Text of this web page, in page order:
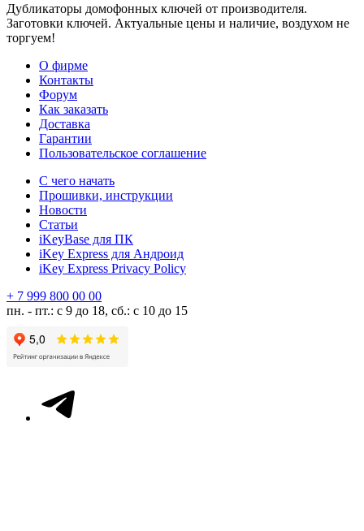
Дубликаторы домофонных ключей от производителя.
Заготовки ключей. Актуальные цены и наличие, воздухом не
торгуем!
О фирме
Контакты
Форум
Как заказать
Доставка
Гарантии
Пользовательское соглашение
С чего начать
Прошивки, инструкции
Новости
Статьи
iKeyBase для ПК
iKey Express для Андроид
iKey Express Privacy Policy
+ 7 999 800 00 00
пн. - пт.: с 9 до 18, сб.: с 10 до 15